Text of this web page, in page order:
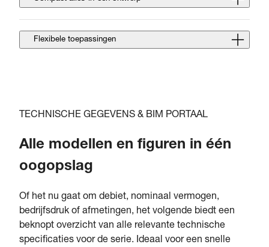
Flexibele toepassingen
TECHNISCHE GEGEVENS & BIM PORTAAL
Alle modellen en figuren in één
oogopslag
Of het nu gaat om debiet, nominaal vermogen,
bedrijfsdruk of afmetingen, het volgende biedt een
beknopt overzicht van alle relevante technische
specificaties voor de serie. Ideaal voor een snelle